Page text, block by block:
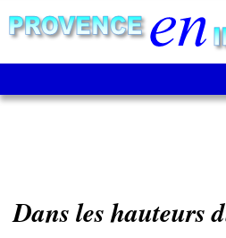
Dans les hauteurs